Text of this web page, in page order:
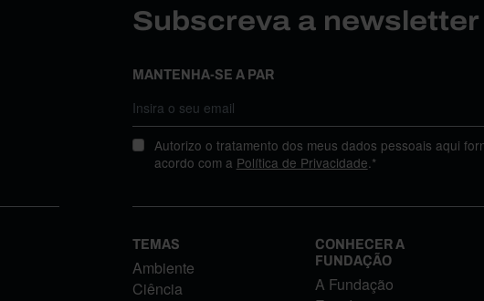
Subscreva a
MANTENHA-SE A PAR
Autorizo o tratamento dos meus dados pessoais aqui
acordo com a Política de Privacidade.*
TEMAS
Ambiente
Ciência
CONHECER A
FUNDAÇÃO
A Fundação